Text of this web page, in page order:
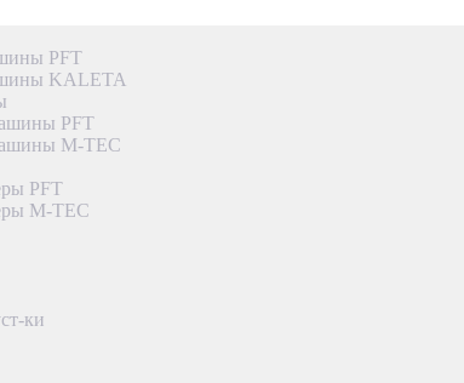
PFT
KALETA
PFT
M-TEC
PFT
M-TEC
ки